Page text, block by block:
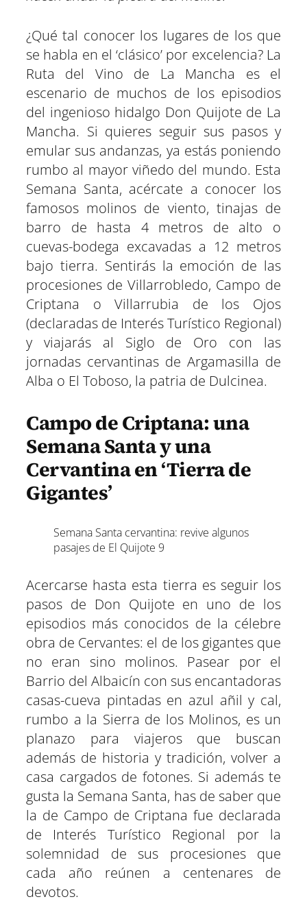
¿Qué tal conocer los lugares de los que
se habla en el ‘clásico’ por excelencia? La
Ruta del Vino de La Mancha es el
escenario de muchos de los episodios
del ingenioso hidalgo Don Quijote de La
Mancha. Si quieres seguir sus pasos y
emular sus andanzas, ya estás poniendo
rumbo al mayor viñedo del mundo. Esta
Semana Santa, acércate a conocer los
famosos molinos de viento, tinajas de
barro de hasta 4 metros de alto o
cuevas-bodega excavadas a 12 metros
bajo tierra. Sentirás la emoción de las
procesiones de Villarrobledo, Campo de
Criptana o Villarrubia de los Ojos
(declaradas de Interés Turístico Regional)
y viajarás al Siglo de Oro con las
jornadas cervantinas de Argamasilla de
Alba o El Toboso, la patria de Dulcinea.
Campo de Criptana: una
Semana Santa y una
Cervantina en ‘Tierra de
Gigantes’
Semana Santa cervantina: revive algunos
pasajes de El Quijote 9
Acercarse hasta esta tierra es seguir los
pasos de Don Quijote en uno de los
episodios más conocidos de la célebre
obra de Cervantes: el de los gigantes que
no eran sino molinos. Pasear por el
Barrio del Albaicín con sus encantadoras
casas-cueva pintadas en azul añil y cal,
rumbo a la Sierra de los Molinos, es un
planazo para viajeros que buscan
además de historia y tradición, volver a
casa cargados de fotones. Si además te
gusta la Semana Santa, has de saber que
la de Campo de Criptana fue declarada
de Interés Turístico Regional por la
solemnidad de sus procesiones que
cada año reúnen a centenares de
devotos.